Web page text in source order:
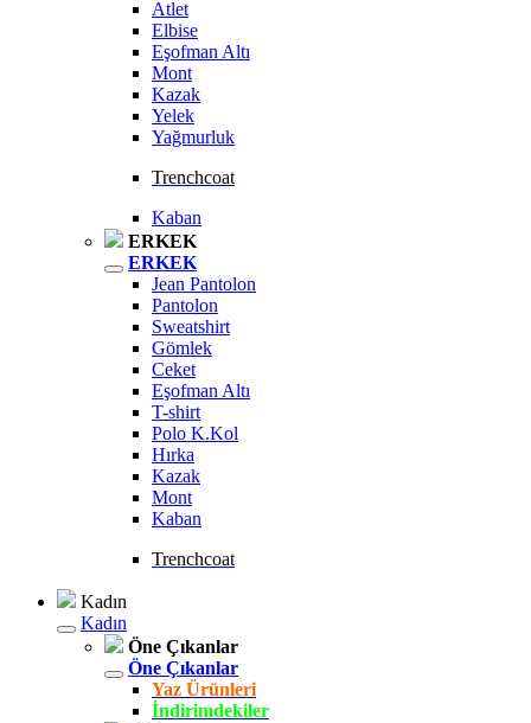
Atlet
Elbise
Eşofman Altı
Mont
Kazak
Yelek
Yağmurluk
Trenchcoat
Kaban
ERKEK
ERKEK
Jean Pantolon
Pantolon
Sweatshirt
Gömlek
Ceket
Eşofman Altı
T-shirt
Polo K.Kol
Hırka
Kazak
Mont
Kaban
Trenchcoat
Kadın
Kadın
Öne Çıkanlar
Öne Çıkanlar
Yaz Ürünleri
İndirimdekiler